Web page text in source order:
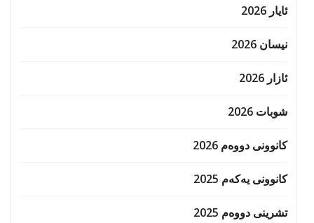
ئایار 2026
نیسان 2026
ئازار 2026
شوبات 2026
کانوونی دووەم 2026
کانوونی یەکەم 2025
تشرینی دووەم 2025